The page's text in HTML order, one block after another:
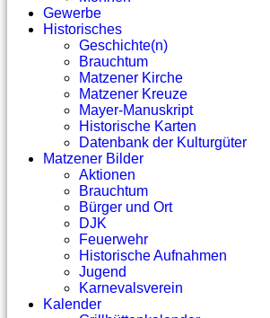
Gewerbe
Historisches
Geschichte(n)
Brauchtum
Matzener Kirche
Matzener Kreuze
Mayer-Manuskript
Historische Karten
Datenbank der Kulturgüter
Matzener Bilder
Aktionen
Brauchtum
Bürger und Ort
DJK
Feuerwehr
Historische Aufnahmen
Jugend
Karnevalsverein
Kalender